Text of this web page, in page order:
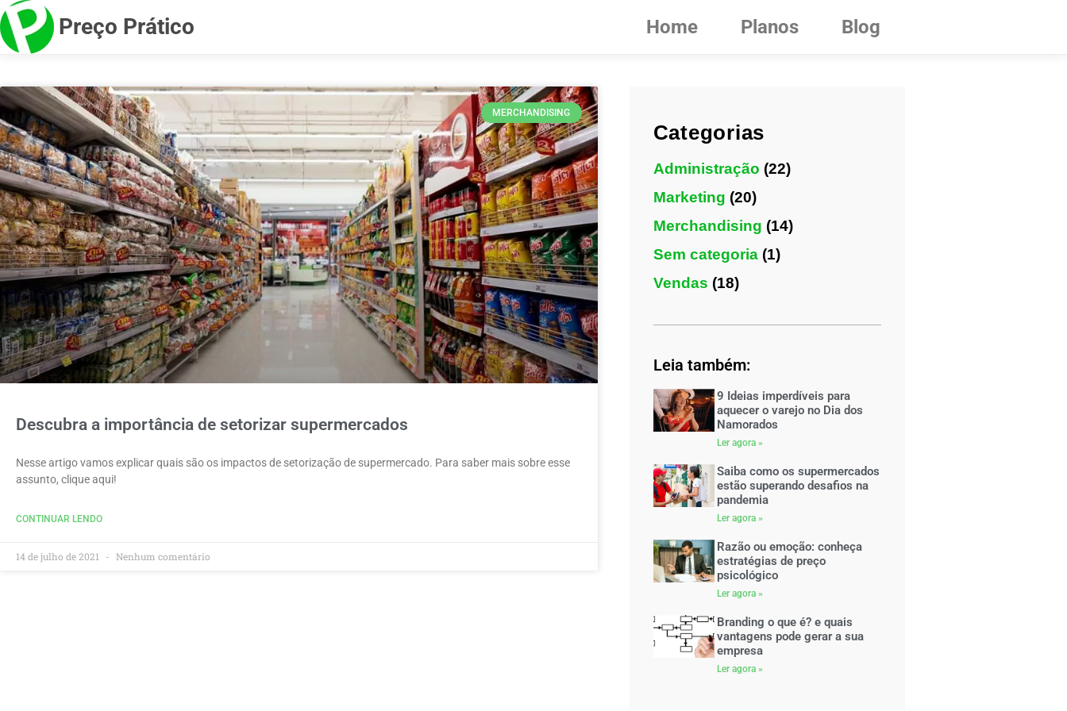
Preço Prático Home Planos Blog
MERCHANDISING
Descubra a importância de setorizar supermercados
Nesse artigo vamos explicar quais são os impactos de setorização de supermercado. Para saber mais sobre esse
assunto, clique aqui!
CONTINUAR LENDO
14 de julho de 2021 Nenhum comentário
Categorias
Administração (22)
Marketing (20)
Merchandising (14)
Sem categoria(1)
Vendas (18)
Leia também:
9 Ideias imperdíveis para
aquecer o varejo no Dia dos
Namorados
Ler agora »
Saiba como os supermercados
estão superando desafios na
pandemia
Ler agora »
Razão ou emoção: conheça
estratégias de preço
psicológico
Ler agora »
Branding o que é? e quais
vantagens pode gerar a sua
empresa
Ler agora »